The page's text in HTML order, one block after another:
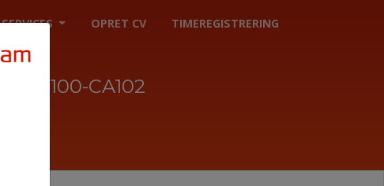
SERVICES OPRET CV TIMEREGISTRERING
7100-CA102